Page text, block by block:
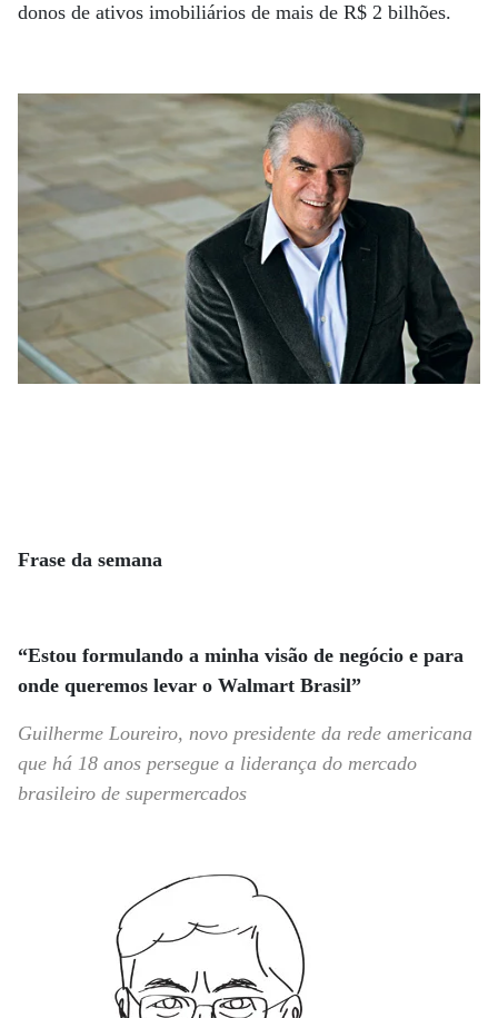
donos de ativos imobiliários de mais de R$ 2 bilhões.
Frase da semana
“Estou formulando a minha visão de negócio e para
onde queremos levar o Walmart Brasil”
Guilherme Loureiro, novo presidente da rede americana
que há 18 anos persegue a liderança do mercado
brasileiro de supermercados